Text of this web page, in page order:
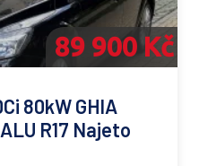
89 900 Kč
80kW GHIA
R17 Najeto